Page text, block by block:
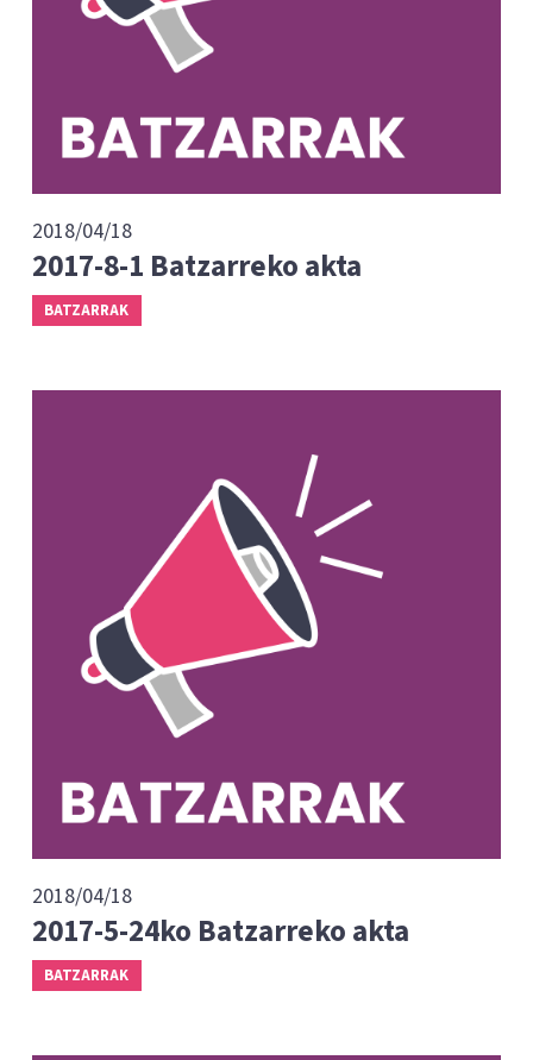
2018/04/18
2017-8-1 Batzarreko akta
BATZARRAK
2018/04/18
2017-5-24ko Batzarreko akta
BATZARRAK